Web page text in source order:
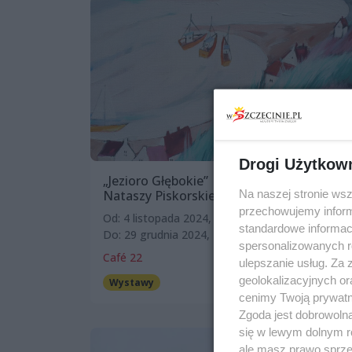
„Jezioro Głębokie” | wystawa obrazów
Nataszy Piskorskiej
Od: 4 listopada 2024, 18:00
Do: 29 grudnia 2024, 18:00
Café 22
Wystawy Darmowe
Drogi
Na naszej stronie
przechowujemy
standardowe
spersonalizowanych
ulepszanie usług.
geolokalizacyjnych
cenimy Twoją
Zgoda jest
się w lewym dolnym
ale masz prawo